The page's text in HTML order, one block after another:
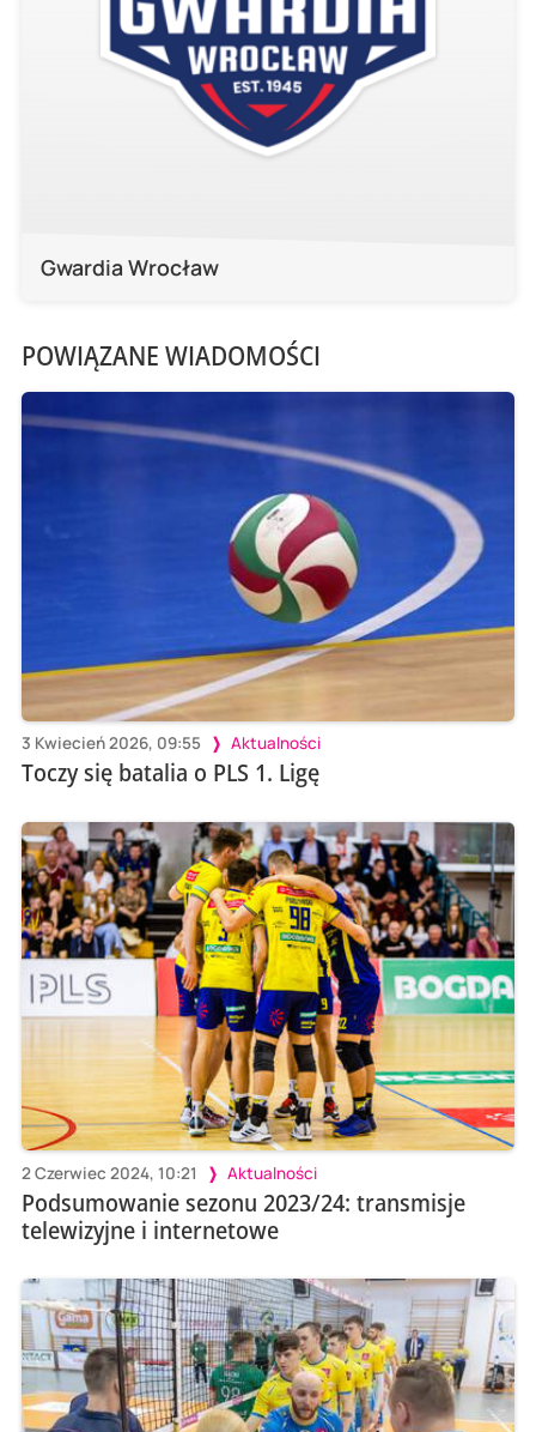
Gwardia Wrocław
POWIĄZANE WIADOMOŚCI
3 Kwiecień 2026, 09:55 Aktualności
Toczy się batalia o PLS 1. Ligę
2 Czerwiec 2024, 10:21 Aktualności
Podsumowanie sezonu 2023/24: transmisje
telewizyjne i internetowe